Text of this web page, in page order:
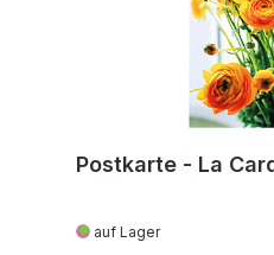
Postkarte - La
auf Lager